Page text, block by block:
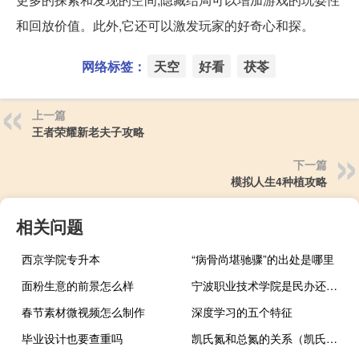
和回放价值。此外,它还可以激发玩家的好奇心和探。
网络标签： 天空 好看 茯苓
上一篇
王者荣耀新老夫子攻略
下一篇
模拟人生4种植攻略
相关问题
西京学院专升本
“病骨尚堪驰骤”的出处是哪里
面粉生意的前景怎么样
宁波职业技术学院是民办还是公办
春节素材微视频怎么制作
深度学习的五个特征
毕业设计也要查重吗
凯氏氮和总氮的关系（凯氏氮）